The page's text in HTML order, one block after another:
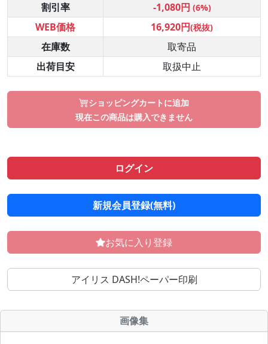
割引率 -1,080円 (6%)
WEB価格 16,920円(税抜)
在庫数
取寄品
出荷目安
取扱中止
ショッピングカートに追加
現在この商品は購入できません
ログイン
新規会員登録(無料)
お気に入り登録
アイリス DASH!ペーパー印刷
画像集